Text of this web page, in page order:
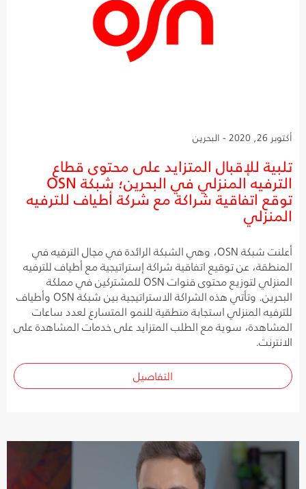
أكتوبر 26, 2020 - البحرين
تلبية للإقبال المتزايد على محتوى قطاع
الترفيه المنزلي في البحرين؛ شبكة OSN
توقع اتفاقية شراكة مع شركة أطياف للترفيه
المنزلي
أعلنت شبكة OSN، وهي الشبكة الرائدة في مجال الترفيه في
المنطقة، عن توقيع اتفاقية شراكة إستراتيجية مع أطياف للترفيه
المنزلي لتوزيع محتوى قنوات OSN للمشتركين في مملكة
البحرين. وتأتي هذه الشراكة الاستراتيجية بين شبكة OSN وأطياف
للترفيه المنزلي استجابة منطقية للنمو المتسارع لعدد ساعات
المشاهدة، سوية مع الطلب المتزايد على خدمات المشاهدة على
الانترنت.
التفاصيل